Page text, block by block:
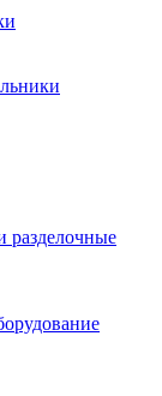
разделочные